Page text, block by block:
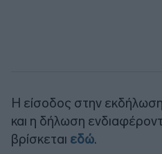
Η είσοδος στην
και η δήλωση
βρίσκεται εδώ.